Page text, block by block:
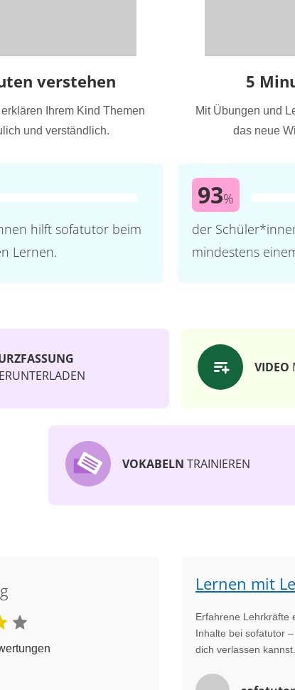
verstehen
Ihrem Kind Themen
und verständlich.
hilft sofatutor beim
Lernen.
5
Mit Übungen und
das neue
93%
der
mindestens
VIDEO
VOKABELN TRAINIEREN
Lernen mit
Erfahrene Lehrkräfte
Inhalte bei sofatutor
dich verlassen kannst.